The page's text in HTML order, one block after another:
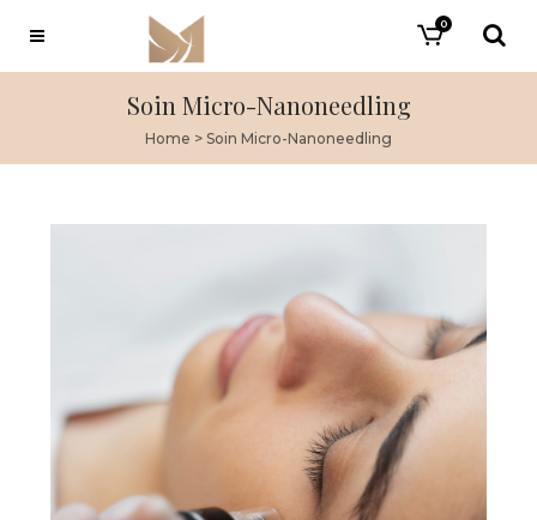
0
Soin Micro-Nanoneedling
Home > Soin Micro-Nanoneedling